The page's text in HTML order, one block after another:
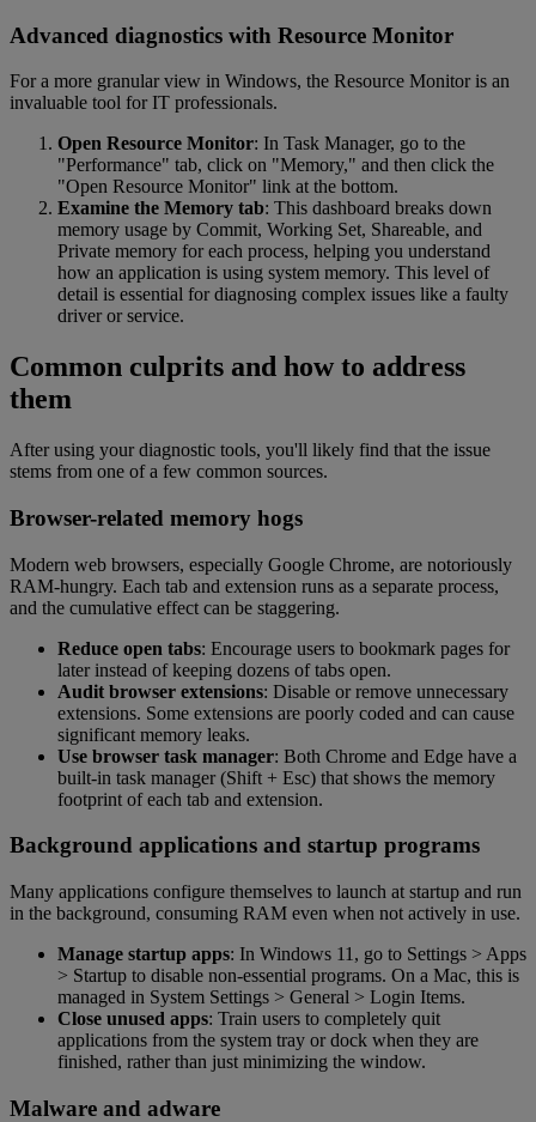
Advanced diagnostics with Resource Monitor
For a more granular view in Windows, the Resource Monitor is an
invaluable tool for IT professionals.
Open Resource Monitor: In Task Manager, go to the
"Performance" tab, click on "Memory," and then click the
"Open Resource Monitor" link at the bottom.
Examine the Memory tab: This dashboard breaks down
memory usage by Commit, Working Set, Shareable, and
Private memory for each process, helping you understand
how an application is using system memory. This level of
detail is essential for diagnosing complex issues like a faulty
driver or service.
Common culprits and how to address
them
After using your diagnostic tools, you'll likely find that the issue
stems from one of a few common sources.
Browser-related memory hogs
Modern web browsers, especially Google Chrome, are notoriously
RAM-hungry. Each tab and extension runs as a separate process,
and the cumulative effect can be staggering.
Reduce open tabs: Encourage users to bookmark pages for
later instead of keeping dozens of tabs open.
Audit browser extensions: Disable or remove unnecessary
extensions. Some extensions are poorly coded and can cause
significant memory leaks.
Use browser task manager: Both Chrome and Edge have a
built-in task manager (Shift + Esc) that shows the memory
footprint of each tab and extension.
Background applications and startup programs
Many applications configure themselves to launch at startup and run
in the background, consuming RAM even when not actively in use.
Manage startup apps: In Windows 11, go to Settings > Apps
> Startup to disable non-essential programs. On a Mac, this is
managed in System Settings > General > Login Items.
Close unused apps: Train users to completely quit
applications from the system tray or dock when they are
finished, rather than just minimizing the window.
Malware and adware